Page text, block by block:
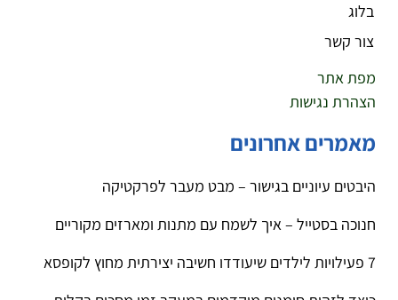
בלוג
צור קשר
מפת אתר
הצהרת נגישות
מאמרים אחרונים
היבטים עיוניים בגישור – מבט מעבר לפרקטיקה
חנוכה בסטייל – איך לשמח עם מתנות ומארזים מקוריים
7 פעילויות לילדים שיעודדו חשיבה יצירתית מחוץ לקופסא